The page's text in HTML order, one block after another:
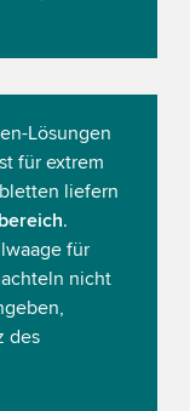
Lösungen
für extrem
liefern
.
für
nicht
des